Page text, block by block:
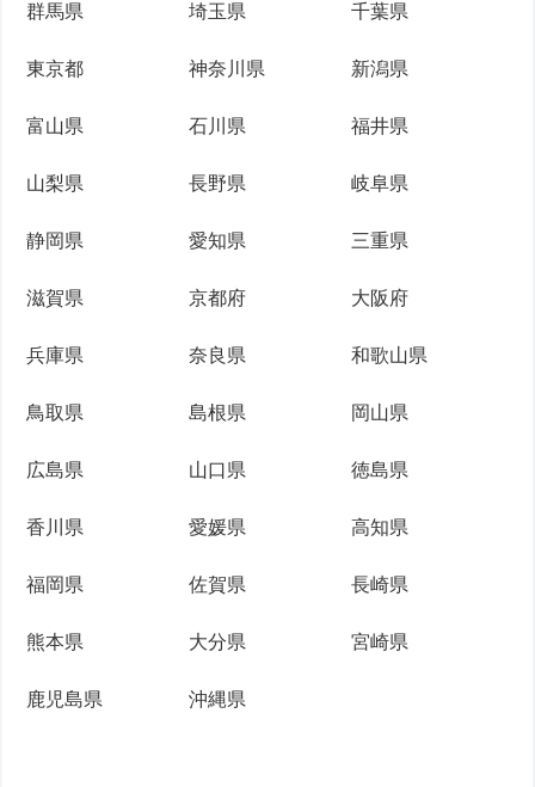
群馬県 埼玉県 千葉県
東京都 神奈川県 新潟県
富山県 石川県 福井県
山梨県 長野県 岐阜県
静岡県 愛知県 三重県
滋賀県 京都府 大阪府
兵庫県 奈良県 和歌山県
鳥取県 島根県 岡山県
広島県 山口県 徳島県
香川県 愛媛県 高知県
福岡県 佐賀県 長崎県
熊本県 大分県 宮崎県
鹿児島県 沖縄県